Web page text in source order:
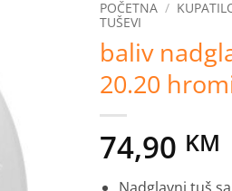
POČETNA /
TUŠEVI
baliv
20.20
74,90 KM